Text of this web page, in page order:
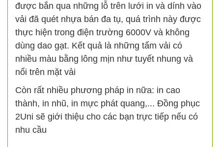
được bắn qua những lỗ trên lưới in và dính vào
vải đã quét nhựa bán đa tụ, quá trình này được
thực hiện trong điện trường 6000V và không
dùng dao gạt. Kết quả là những tấm vải có
nhiều màu bằng lông mịn như tuyết nhung và
nổi trên mặt vải
Còn rất nhiều phương pháp in nữa: in cao
thành, in nhũ, in mực phát quang,... Đồng phục
2Uni sẽ giới thiệu cho các bạn trực tiếp nếu có
nhu cầu